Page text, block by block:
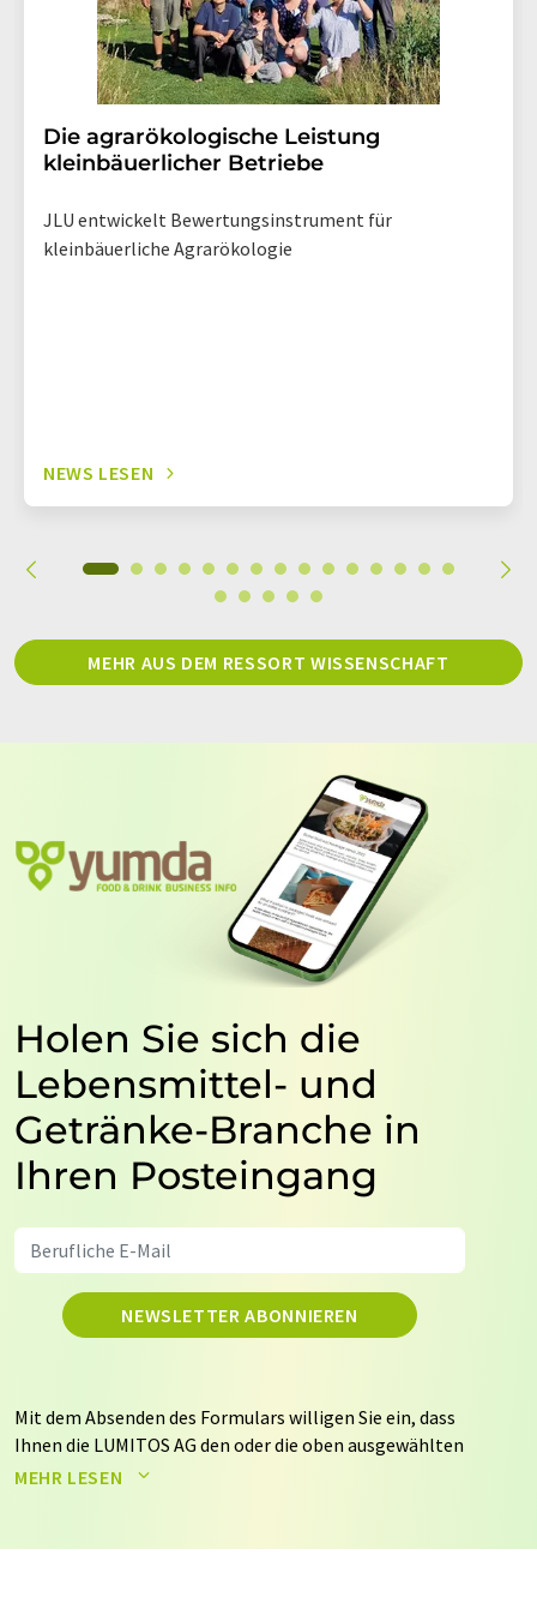
Die agrarökologische Leistung
kleinbäuerlicher Betriebe
JLU entwickelt Bewertungsinstrument für
kleinbäuerliche Agrarökologie
NEWS LESEN
MEHR AUS DEM RESSORT WISSENSCHAFT
Holen Sie sich die
Lebensmittel- und
Getränke-Branche in
Ihren Posteingang
NEWSLETTER ABONNIEREN
Mit dem Absenden des Formulars willigen Sie ein, dass
Ihnen die LUMITOS AG den oder die oben ausgewählten
Newsletter per E-Mail zusendet. Ihre Daten werden
auf Basis unsererDatenschutzerklärung. LUMITOS darf
MEHR LESEN